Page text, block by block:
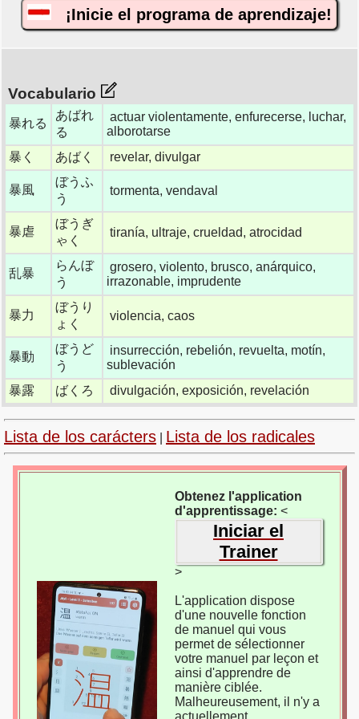
¡Inicie el programa de aprendizaje!
Vocabulario
暴れる
あばれ
る
actuar violentamente, enfurecerse, luchar,
alborotarse
暴く
あばく revelar, divulgar
暴風
ぼうふ
う
tormenta, vendaval
暴虐
ぼうぎ
ゃく
tiranía, ultraje, crueldad, atrocidad
乱暴
らんぼ
う
grosero, violento, brusco, anárquico,
irrazonable, imprudente
暴力
ぼうり
ょく
violencia, caos
暴動
ぼうど
う
insurrección, rebelión, revuelta, motín,
sublevación
暴露
ばくろ divulgación, exposición, revelación
Lista de los carácters Lista de los radicales
Obtenez l'application
d'apprentissage: <
Iniciar el
Trainer
>
L'application dispose
d'une nouvelle fonction
de manuel qui vous
permet de sélectionner
votre manuel par leçon et
ainsi d'apprendre de
manière ciblée.
Malheureusement, il n'y a
actuellement